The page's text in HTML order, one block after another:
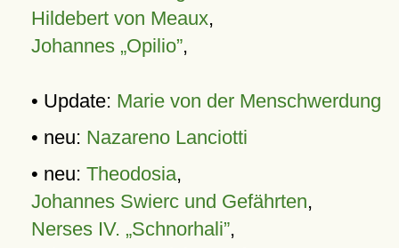
Hildebert von Meaux,
Johannes „Opilio”,
• Update: Marie von der Menschwerdung
• neu: Nazareno Lanciotti
• neu: Theodosia,
Johannes Swierc und Gefährten,
Nerses IV. „Schnorhali”,